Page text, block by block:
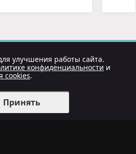
улучшения работы сайта.
конфиденциальности и
cookies.
Принять